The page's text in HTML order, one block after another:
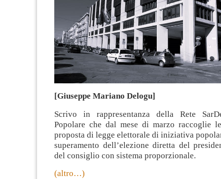
[Giuseppe Mariano Delogu]
Scrivo in rappresentanza della Rete
Popolare che dal mese di marzo raccoglie
proposta di legge elettorale di iniziativa
superamento dell’elezione diretta del
del consiglio con sistema proporzionale.
(altro…)